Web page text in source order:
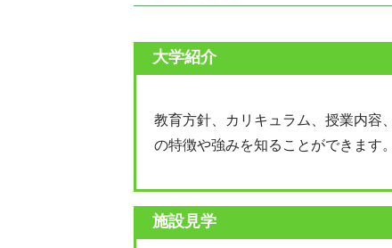
大学紹介
教育方針、カリキュラム、授業内容
の特徴や強みを知ることができます。
施設見学